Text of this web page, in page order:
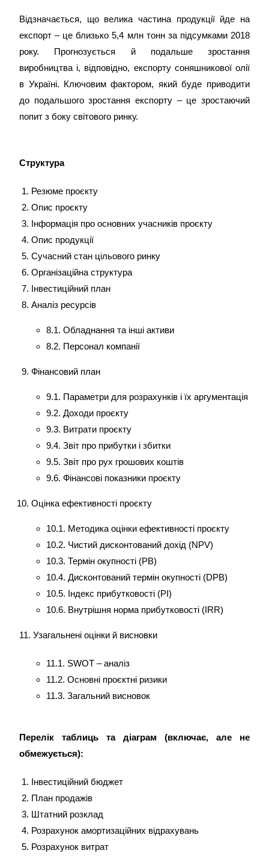
Відзначається, що велика частина продукції йде на
експорт – це близько 5,4 млн тонн за підсумками 2018
року. Прогнозується й подальше зростання
виробництва і, відповідно, експорту соняшникової олії
в Україні. Ключовим фактором, який буде приводити
до подальшого зростання експорту – це зростаючий
попит з боку світового ринку.
Структура
Резюме проєкту
Опис проєкту
Інформація про основних учасників проєкту
Опис продукції
Сучасний стан цільового ринку
Організаційна структура
Інвестиційний план
Аналіз ресурсів
8.1. Обладнання та інші активи
8.2. Персонал компанії
Фінансовий план
9.1. Параметри для розрахунків і їх аргументація
9.2. Доходи проєкту
9.3. Витрати проєкту
9.4. Звіт про прибутки і збитки
9.5. Звіт про рух грошових коштів
9.6. Фінансові показники проєкту
Оцінка ефективності проєкту
10.1. Методика оцінки ефективності проєкту
10.2. Чистий дисконтований дохід (NPV)
10.3. Термін окупності (PB)
10.4. Дисконтований термін окупності (DPB)
10.5. Індекс прибутковості (PI)
10.6. Внутрішня норма прибутковості (IRR)
11. Узагальнені оцінки й висновки
11.1. SWOT – аналіз
11.2. Основні проєктні ризики
11.3. Загальний висновок
Перелік таблиць та діаграм (включає, але не
обмежується):
Інвестиційний бюджет
План продажів
Штатний розклад
Розрахунок амортизаційних відрахувань
Розрахунок витрат